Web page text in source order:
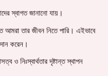
স্বাগত জানানো যায়।
আমরা তার জীবন নিতে পারি। এইভাবে
করেন।
ও নিঃস্বার্থতার দৃষ্টান্ত স্থাপন